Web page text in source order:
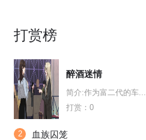
打赏榜
醉酒迷情
简介:作为富二代的车...
打赏：0
2 血族囚笼